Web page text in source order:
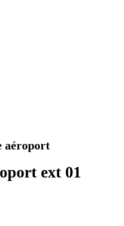
aéroport
ext 01